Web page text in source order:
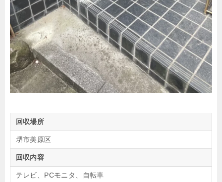
回収場所
堺市美原区
回収内容
テレビ、PCモニタ、自転車